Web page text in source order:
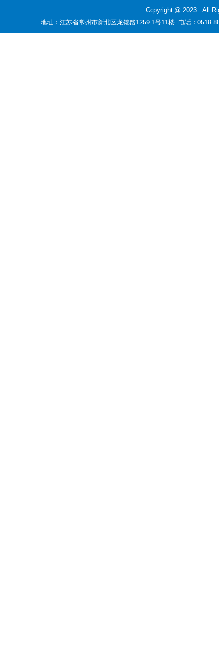
Copyright @ 2023 All
地址：江苏省常州市新北区龙锦路1259-1号11楼 电话：